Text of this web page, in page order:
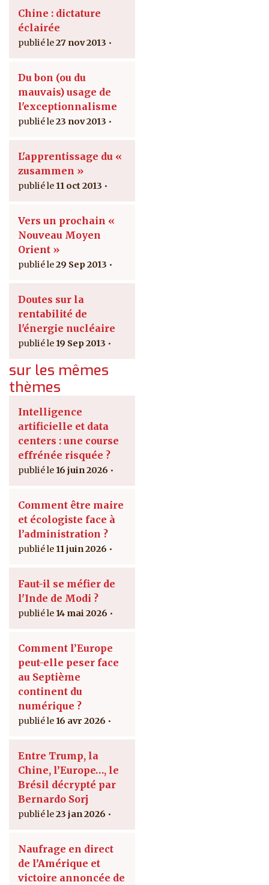
Chine : dictature
éclairée
27 nov 2013
Du bon (ou du
mauvais) usage de
l'exceptionnalisme
23 nov 2013
L'apprentissage du «
zusammen »
11 oct 2013
Vers un prochain «
Nouveau Moyen
Orient »
29 Sep 2013
Doutes sur la
rentabilité de
l'énergie nucléaire
19 Sep 2013
sur les mêmes
thèmes
Intelligence
artificielle et data
centers : une course
effrénée risquée ?
16 juin 2026
Comment être maire
et écologiste face à
l’administration ?
11 juin 2026
Faut-il se méfier de
l'Inde de Modi ?
14 mai 2026
Comment l’Europe
peut-elle peser face
au Septième
continent du
numérique ?
16 avr 2026
Entre Trump, la
Chine, l’Europe…, le
Brésil décrypté par
Bernardo Sorj
23 jan 2026
Naufrage en direct
de l’Amérique et
victoire annoncée de